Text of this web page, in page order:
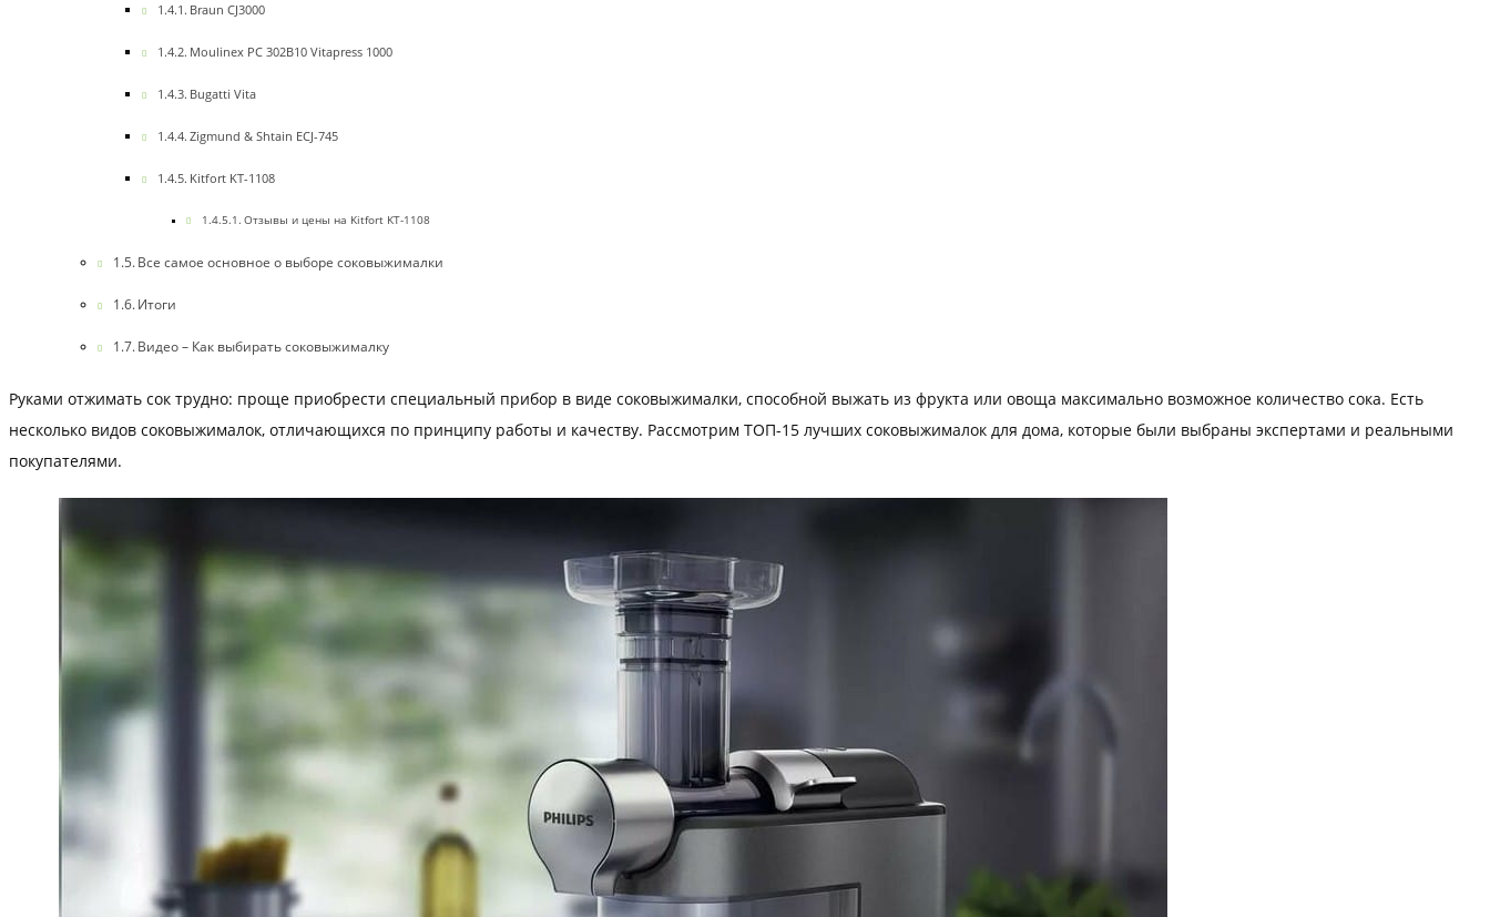
Braun CJ3000
Moulinex PC 302B10 Vitapress 1000
Bugatti Vita
Zigmund & Shtain ECJ-745
Kitfort KT-1108
Отзывы и цены на Kitfort KT-1108
Все самое основное о выборе соковыжималки
Итоги
Видео – Как выбирать соковыжималку
Руками отжимать сок трудно: проще приобрести специальный прибор в виде соковыжималки, способной выжать из фрукта или овоща максимально возможное количество сока. Есть
несколько видов соковыжималок, отличающихся по принципу работы и качеству. Рассмотрим ТОП-15 лучших соковыжималок для дома, которые были выбраны экспертами и реальными
покупателями.